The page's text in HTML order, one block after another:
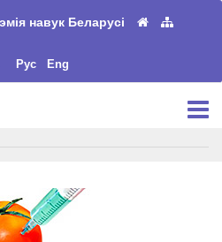
навук Беларусі
Рус Eng